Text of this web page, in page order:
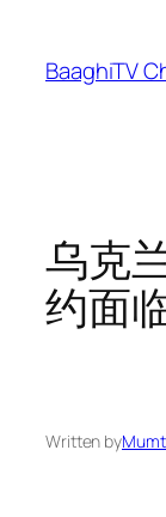
content
BaaghiTV
乌克
约面
Written by